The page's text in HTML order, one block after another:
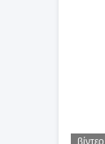
βίντεο